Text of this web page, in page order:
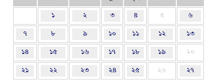
১ ২ ৩ ৪ ৫ ৬
৭ ৮ ৯ ১০ ১১ ১২ ১৩
১৪ ১৫ ১৬ ১৭ ১৮ ১৯ ২০
২১ ২২ ২৩ ২৪ ২৫ ২৬ ২৭